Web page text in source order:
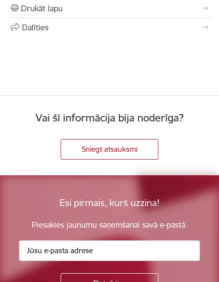
Drukāt lapu
Dalīties
Vai šī informācija bija noderīga?
Sniegt atsauksmi
Esi pirmais, kurš uzzina!
Piesakies jaunumu saņemšanai savā e-pastā.